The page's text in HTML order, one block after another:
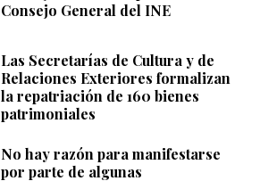
Consejo General del INE
Las Secretarías de Cultura y de
Relaciones Exteriores formalizan
la repatriación de 160 bienes
patrimoniales
No hay razón para manifestarse
por parte de algunas